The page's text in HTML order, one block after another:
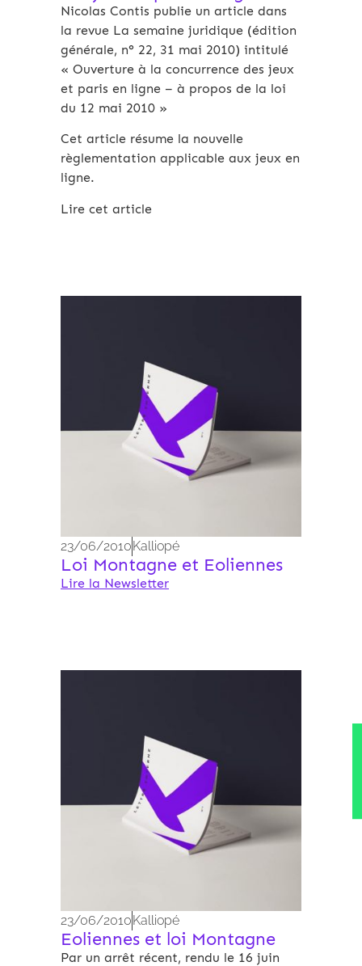
Nicolas Contis publie un article dans
la revue La semaine juridique (édition
générale, n° 22, 31 mai 2010) intitulé
« Ouverture à la concurrence des jeux
et paris en ligne – à propos de la loi
du 12 mai 2010 »
Cet article résume la nouvelle
règlementation applicable aux jeux en
ligne.
Lire cet article
23/06/2010Kalliopé
Loi Montagne et Eoliennes
Lire la Newsletter
23/06/2010Kalliopé
Eoliennes et loi Montagne
Par un arrêt récent, rendu le 16 juin